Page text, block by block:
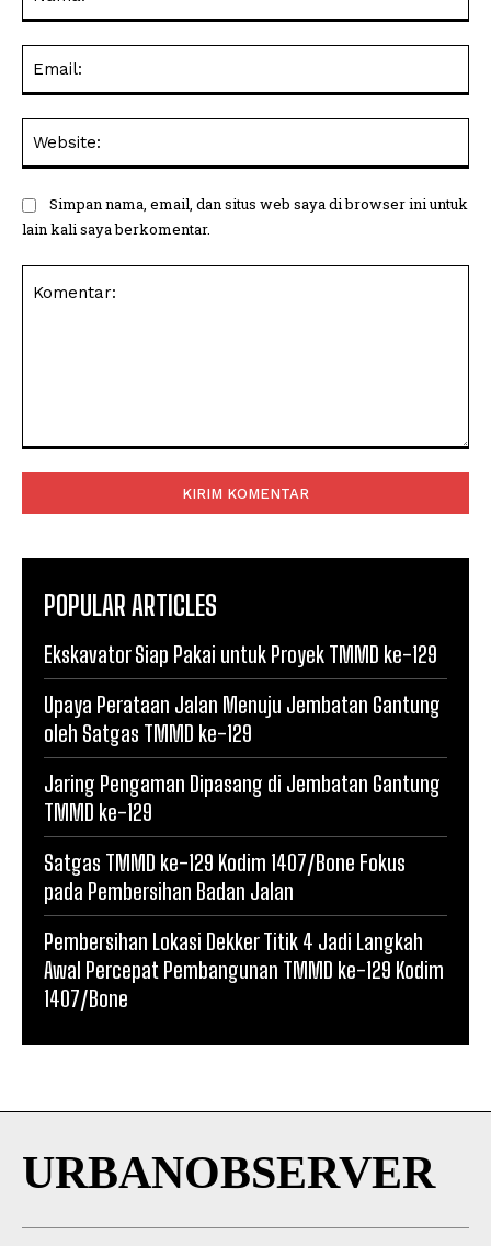
Simpan nama, email, dan situs web saya di browser ini untuk
lain kali saya berkomentar.
POPULAR ARTICLES
Ekskavator Siap Pakai untuk Proyek TMMD ke-129
Upaya Perataan Jalan Menuju Jembatan Gantung
oleh Satgas TMMD ke-129
Jaring Pengaman Dipasang di Jembatan Gantung
TMMD ke-129
Satgas TMMD ke-129 Kodim 1407/Bone Fokus
pada Pembersihan Badan Jalan
Pembersihan Lokasi Dekker Titik 4 Jadi Langkah
Awal Percepat Pembangunan TMMD ke-129 Kodim
1407/Bone
URBANOBSERVER